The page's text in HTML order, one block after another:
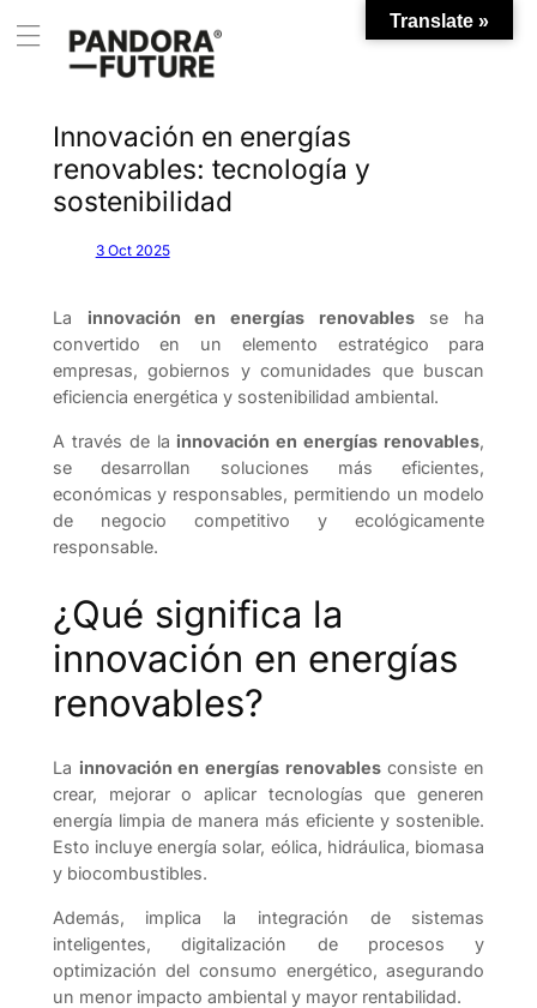
Saltar
Innovación en energías
renovables: tecnología y
sostenibilidad
3 Oct 2025
La innovación en energías renovablesse ha
convertido en un elemento estratégico para
empresas, gobiernos y comunidades que buscan
eficiencia energética y sostenibilidad ambiental.
A través de la innovación en energías renovables,
se desarrollan soluciones más eficientes,
económicas y responsables, permitiendo un modelo
de negocio competitivo y ecológicamente
responsable.
¿Qué significa la
innovación en energías
renovables?
La innovación en energías renovablesconsiste en
crear, mejorar o aplicar tecnologías que generen
energía limpia de manera más eficiente y sostenible.
Esto incluye energía solar, eólica, hidráulica, biomasa
y biocombustibles.
Además, implica la integración de sistemas
inteligentes, digitalización de procesos y
optimización del consumo energético, asegurando
un menor impacto ambiental y mayor rentabilidad.
Translate »